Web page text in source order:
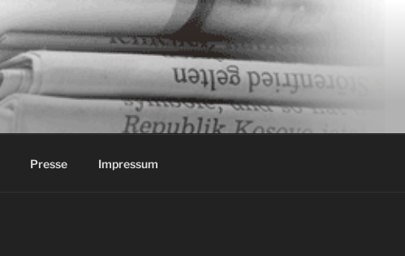
Presse Impressum